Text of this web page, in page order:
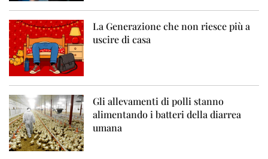
La Generazione che non riesce più a
uscire di casa
Gli allevamenti di polli stanno
alimentando i batteri della diarrea
umana